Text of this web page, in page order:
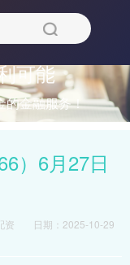
可能
的金融服务！
）6月27日
资
日期：2025-10-29